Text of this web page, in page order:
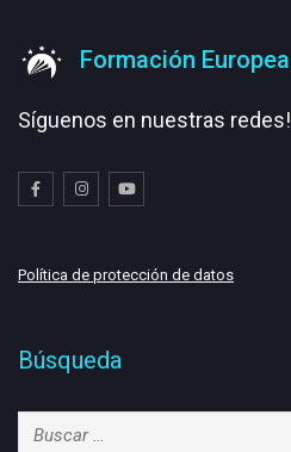
Formación Europea
Síguenos en nuestras redes!
Política de protección de datos
Búsqueda
Buscar: